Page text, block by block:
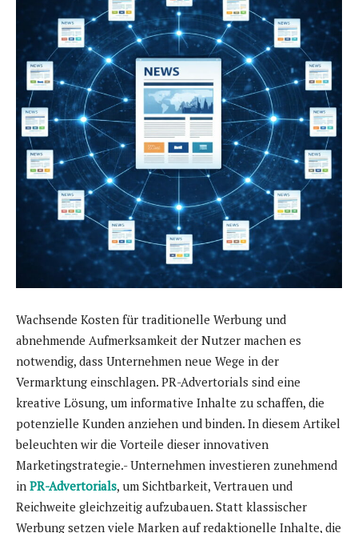
Wachsende Kosten für traditionelle Werbung und
abnehmende Aufmerksamkeit der Nutzer machen es
notwendig, dass Unternehmen neue Wege in der
Vermarktung einschlagen. PR-Advertorials sind eine
kreative Lösung, um informative Inhalte zu schaffen, die
potenzielle Kunden anziehen und binden. In diesem Artikel
beleuchten wir die Vorteile dieser innovativen
Marketingstrategie.- Unternehmen investieren zunehmend
in PR-Advertorials, um Sichtbarkeit, Vertrauen und
Reichweite gleichzeitig aufzubauen. Statt klassischer
Werbung setzen viele Marken auf redaktionelle Inhalte, die